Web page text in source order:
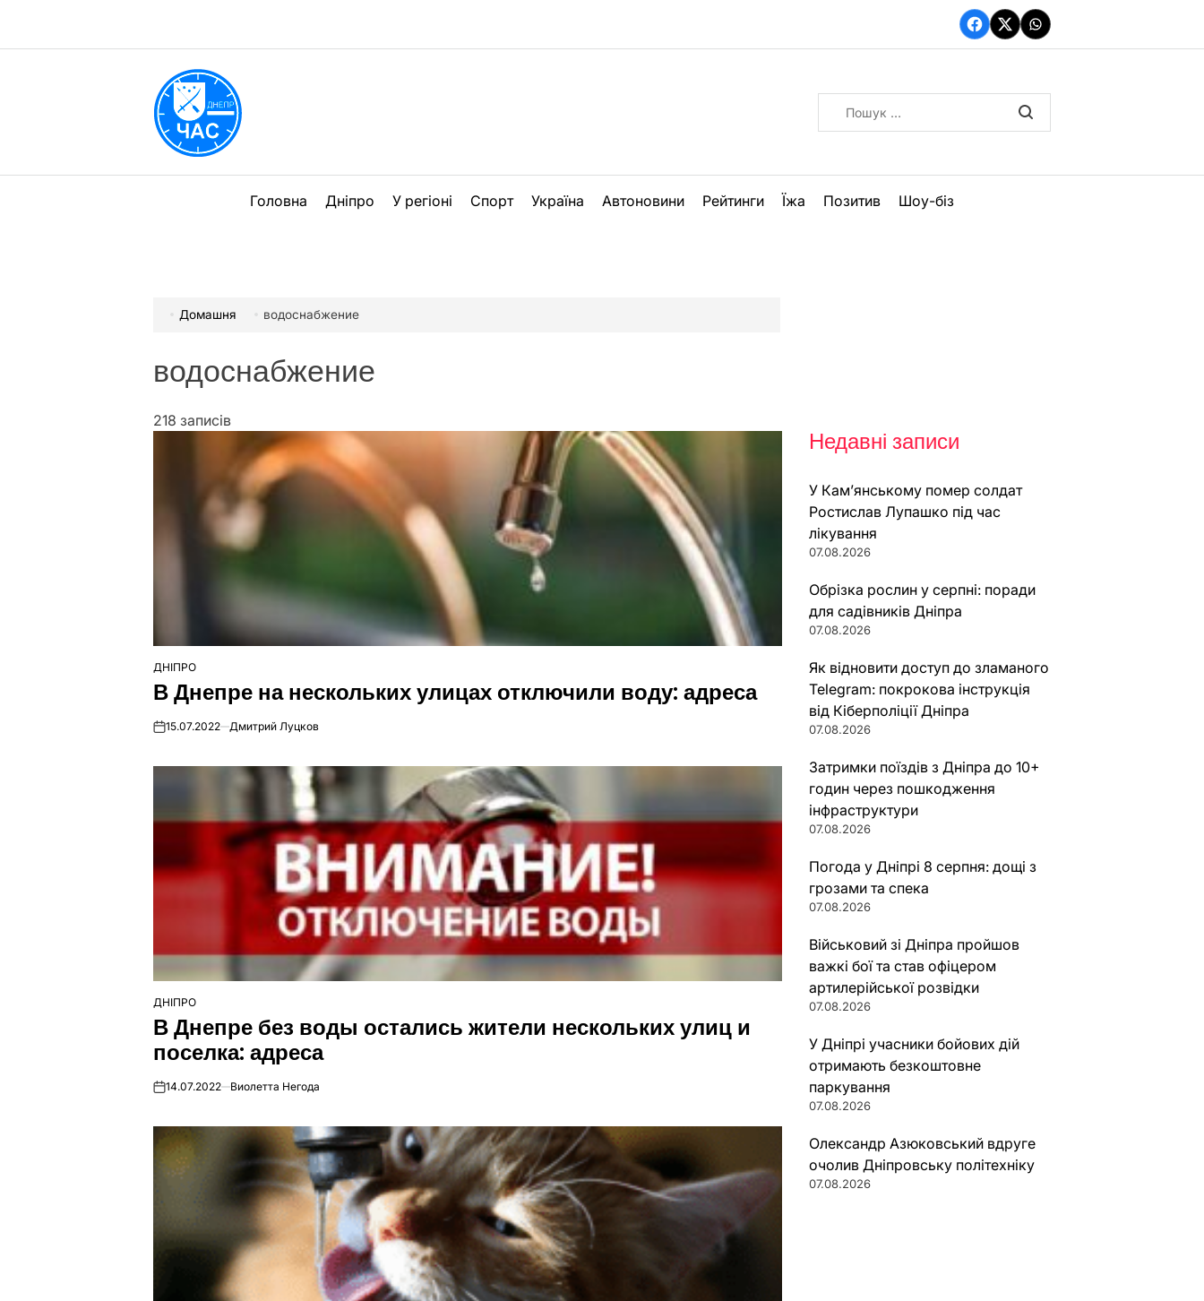
вмісту
Facebook
TwitterWhatsApp
Головна Дніпро У регіоні Спорт Україна Автоновини Рейтинги Їжа Позитив Шоу-біз
Домашня водоснабжение
водоснабжение
218 записів
ОПУБЛІКУВАТИ
У
ДНІПРО
В Днепре на нескольких улицах отключили воду: адреса
on15.07.2022 Дмитрий Луцков
ОПУБЛІКУВАТИ
У
ДНІПРО
В Днепре без воды остались жители нескольких улиц и
поселка: адреса
on14.07.2022 Виолетта Негода
Недавні записи
У Кам’янському помер солдат
Ростислав Лупашко під час
лікування
07.08.2026
Обрізка рослин у серпні: поради
для садівників Дніпра
07.08.2026
Як відновити доступ до зламаного
Telegram: покрокова інструкція
від Кіберполіції Дніпра
07.08.2026
Затримки поїздів з Дніпра до 10+
годин через пошкодження
інфраструктури
07.08.2026
Погода у Дніпрі 8 серпня: дощі з
грозами та спека
07.08.2026
Військовий зі Дніпра пройшов
важкі бої та став офіцером
артилерійської розвідки
07.08.2026
У Дніпрі учасники бойових дій
отримають безкоштовне
паркування
07.08.2026
Олександр Азюковський вдруге
очолив Дніпровську політехніку
07.08.2026